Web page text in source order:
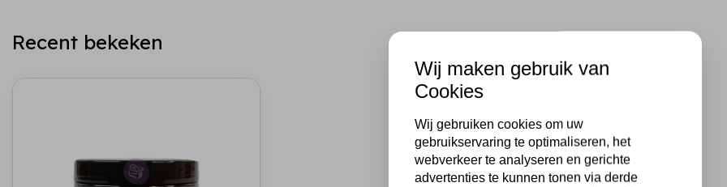
Recent bekeken
Wij maken gebruik van
Cookies
Wij gebruiken cookies om uw
gebruikservaring te optimaliseren, het
webverkeer te analyseren en gerichte
advertenties te kunnen tonen via derde